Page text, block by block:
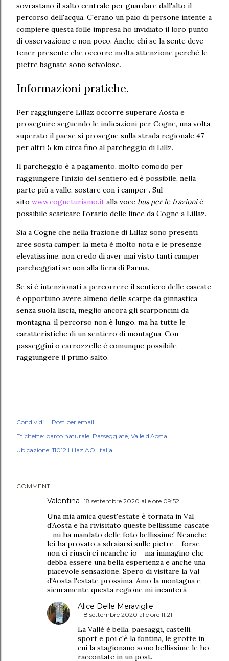
sovrastano il salto centrale per guardare dall'alto il
percorso dell'acqua. C'erano un paio di persone intente a
compiere questa folle impresa ho invidiato il loro punto
di osservazione e non poco. Anche chi se la sente deve
tener presente che occorre molta attenzione perchè le
pietre bagnate sono scivolose.
Informazioni pratiche.
Per raggiungere Lillaz occorre superare Aosta e
proseguire seguendo le indicazioni per Cogne, una volta
superato il paese si prosegue sulla strada regionale 47
per altri 5 km circa fino al parcheggio di Lillz.
Il parcheggio è a pagamento, molto comodo per
raggiungere l'inizio del sentiero ed è possibile, nella
parte più a valle, sostare con i camper . Sul
sito www.cogneturismo.it alla voce bus per le frazioniè
possibile scaricare l'orario delle linee da Cogne a Lillaz.
Sia a Cogne che nella frazione di Lillaz sono presenti
aree sosta camper, la meta è molto nota e le presenze
elevatissime, non credo di aver mai visto tanti camper
parcheggiati se non alla fiera di Parma.
Se si è intenzionati a percorrere il sentiero delle cascate
è opportuno avere almeno delle scarpe da ginnastica
senza suola liscia, meglio ancora gli scarponcini da
montagna, il percorso non è lungo, ma ha tutte le
caratteristiche di un sentiero di montagna, Con
passeggini o carrozzelle è comunque possibile
raggiungere il primo salto.
Condividi
Post per email
Etichette: parco naturale Passeggiate Valle d'Aosta
Ubicazione: 11012 Lillaz AO, Italia
COMMENTI
Valentina 18 settembre 2020 alle ore 09:52
Una mia amica quest'estate è tornata in Val
d'Aosta e ha rivisitato queste bellissime cascate
- mi ha mandato delle foto bellissime! Neanche
lei ha provato a sdraiarsi sulle pietre - forse
non ci riuscirei neanche io - ma immagino che
debba essere una bella esperienza e anche una
piacevole sensazione. Spero di visitare la Val
d'Aosta l'estate prossima. Amo la montagna e
sicuramente questa regione mi incanterà
Alice Delle Meraviglie
18 settembre 2020 alle ore 11:21
La Vallè è bella, paesaggi, castelli,
sport e poi c'è la fontina, le grotte in
cui la stagionano sono bellissime le ho
raccontate in un post.